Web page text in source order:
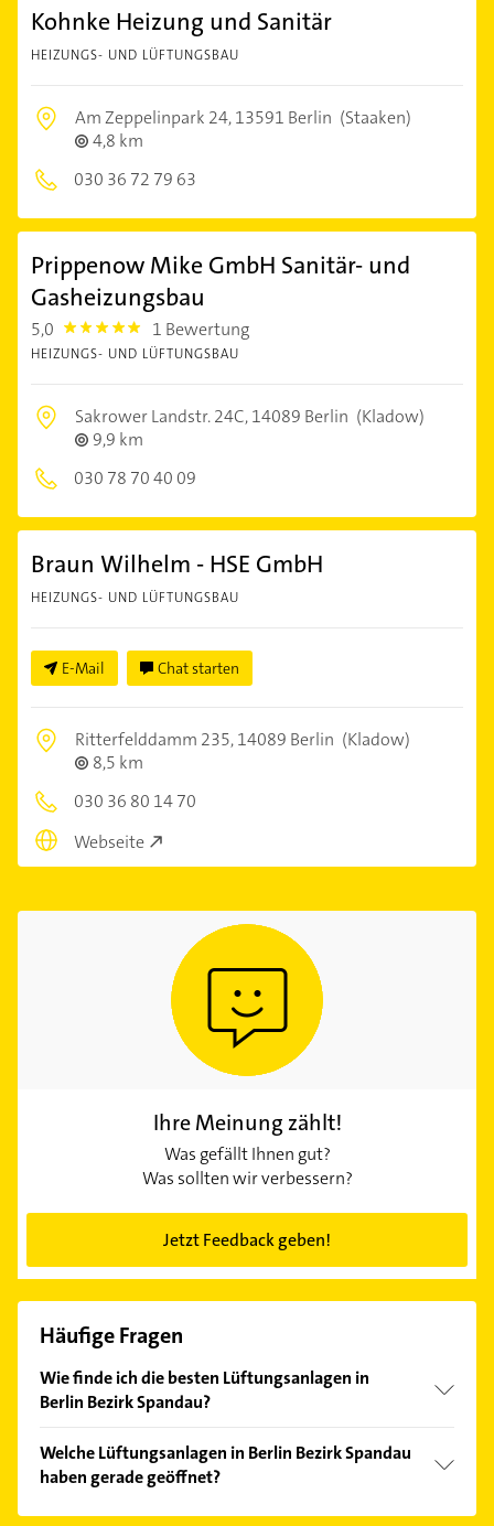
Kohnke Heizung und Sanitär
HEIZUNGS- UND LÜFTUNGSBAU
Am Zeppelinpark 24,13591 Berlin (Staaken)
4,8 km
030 36 72 79 63
Prippenow Mike GmbH Sanitär- und
Gasheizungsbau
5,0 5.0 1 Bewertung
HEIZUNGS- UND LÜFTUNGSBAU
Sakrower Landstr. 24C,14089 Berlin (Kladow)
9,9 km
030 78 70 40 09
Braun Wilhelm - HSE GmbH
HEIZUNGS- UND LÜFTUNGSBAU
E-Mail Chat starten
Ritterfelddamm 235,14089 Berlin (Kladow)
8,5 km
030 36 80 14 70
Webseite
Ihre Meinung zählt!
Was gefällt Ihnen gut?
Was sollten wir verbessern?
Jetzt Feedback geben!
Häufige Fragen
Wie finde ich die besten Lüftungsanlagen in
Berlin Bezirk Spandau?
Kundenmeinungen und profitieren Sie von den
Empfehlungen. Die Suchergebnisse können Sie sich
einfach nachBewertungensortiert anzeigen lassen.
Welche Lüftungsanlagen in Berlin Bezirk Spandau
haben gerade geöffnet?
Im Anbieter-Bereich finden Sie alleÖffnungszeiten.